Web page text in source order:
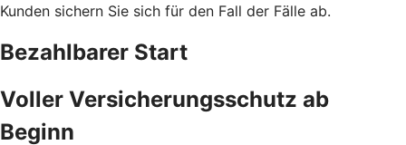
Kunden sichern Sie sich für den Fall der Fälle ab.
Bezahlbarer Start
Voller Versicherungsschutz ab
Beginn